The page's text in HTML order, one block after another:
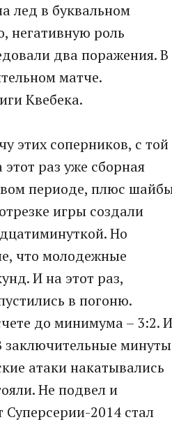
лед в буквальном
негативную роль
два поражения. В
матче.
Квебека.
этих соперников, с той
раз уже сборная
периоде, плюс
игры создали
Но
что молодежные
И на этот раз,
в погоню.
до минимума – 3:2. И
заключительные минуты
атаки накатывались
Не подвел и
2014 стал